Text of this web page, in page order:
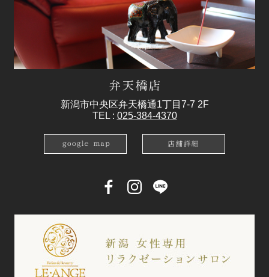
新潟市中央区弁天橋通1丁目7-7 2F
TEL : 025-384-4370